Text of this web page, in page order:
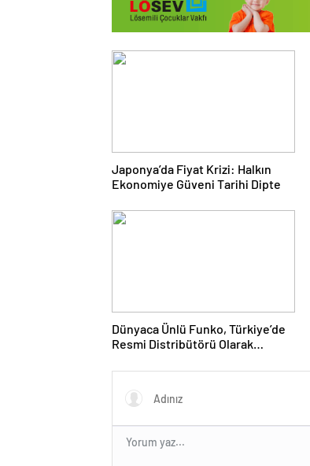
Japonya’da Fiyat Krizi: Halkın
Ekonomiye Güveni Tarihi Dipte
Dünyaca Ünlü Funko, Türkiye’de
Resmi Distribütörü Olarak